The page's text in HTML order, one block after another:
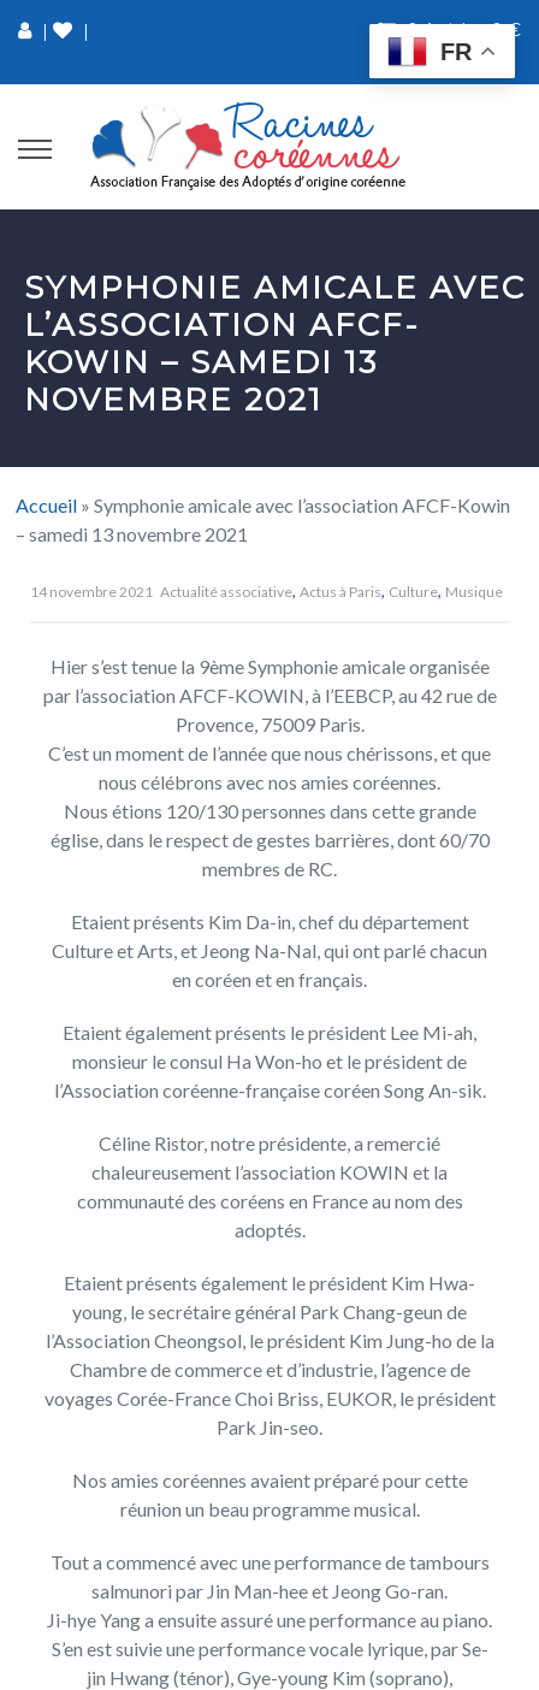
| 0 Article 0 €
|
SYMPHONIE AMICALE AVEC
L’ASSOCIATION AFCF-
KOWIN – SAMEDI 13
NOVEMBRE 2021
Accueil »Symphonie amicale avec l’association AFCF-Kowin
– samedi 13 novembre 2021
14 novembre 2021 Actualité associative, Actus à Paris, Culture, Musique
Hier s’est tenue la 9ème Symphonie amicale organisée
par l’association AFCF-KOWIN, à l’EEBCP, au 42 rue de
Provence, 75009 Paris.
C’est un moment de l’année que nous chérissons, et que
nous célébrons avec nos amies coréennes.
Nous étions 120/130 personnes dans cette grande
église, dans le respect de gestes barrières, dont 60/70
membres de RC.
Etaient présents Kim Da-in, chef du département
Culture et Arts, et Jeong Na-Nal, qui ont parlé chacun
en coréen et en français.
Etaient également présents le président Lee Mi-ah,
monsieur le consul Ha Won-ho et le président de
l’Association coréenne-française coréen Song An-sik.
Céline Ristor, notre présidente, a remercié
chaleureusement l’association KOWIN et la
communauté des coréens en France au nom des
adoptés.
Etaient présents également le président Kim Hwa-
young, le secrétaire général Park Chang-geun de
l’Association Cheongsol, le président Kim Jung-ho de la
Chambre de commerce et d’industrie, l’agence de
voyages Corée-France Choi Briss, EUKOR, le président
Park Jin-seo.
Nos amies coréennes avaient préparé pour cette
réunion un beau programme musical.
Tout a commencé avec une performance de tambours
salmunori par Jin Man-hee et Jeong Go-ran.
Ji-hye Yang a ensuite assuré une performance au piano.
S’en est suivie une performance vocale lyrique, par Se-
jin Hwang (ténor), Gye-young Kim (soprano),
FR